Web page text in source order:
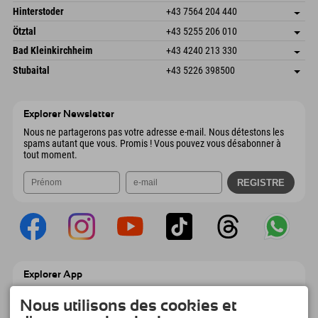
Autriche
Réservation
Schmiedau 2
Autriche
Enregistrer l'adresse
Réservation
Hinterstoder +43 7564 204 440
Freizeitpark 10
4573 Hinterstoder
Autriche
Enregistrer l'adresse
Informations d'arrivée
Réservation
Ötztal +43 5255 206 010
Gscheat 14
Autriche
Enregistrer l'adresse
Réservation
Bad Kleinkirchheim +43 4240 213 330
Dorfstraße 24
9546 Bad Kleinkirchheim
Enregistrer l'adresse
Informations d'arrivée
Stubaital +43 5226 398500
Explorer Newsletter
Nous ne partagerons pas votre adresse e-mail. Nous détestons les
spams autant que vous. Promis ! Vous pouvez vous désabonner à
tout moment.
Explorer App
Explorer à emporter avec aperçu de vos
réservations, liste de choses à faire, aperçu
Nous utilisons des cookies et